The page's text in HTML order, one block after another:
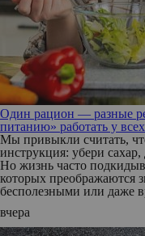
Один рацион — разные
питанию» работать у
Мы привыкли считать,
инструкция: убери
Но жизнь часто
которых преображаются
бесполезными или даже
вчера